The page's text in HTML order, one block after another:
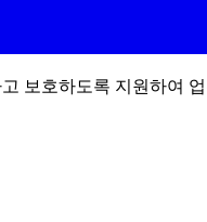
보호하도록 지원하여